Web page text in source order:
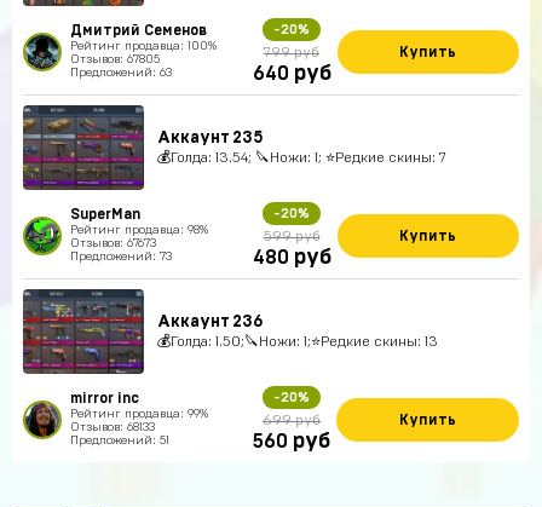
Дмитрий Семенов
Рейтинг продавца: 100%
Отзывов: 67805
Предложений: 63
-20%
799 руб
640 руб
Купить
Аккаунт 235
💰Голда: 13.54; 🔪Ножи: 1; ⭐️Редкие скины: 7
SuperMan
Рейтинг продавца: 98%
Отзывов: 67673
Предложений: 73
-20%
599 руб
480 руб
Купить
Аккаунт 236
💰Голда: 1.50;🔪Ножи: 1;⭐️Редкие скины: 13
mirror inc
Рейтинг продавца: 99%
Отзывов: 68133
Предложений: 51
-20%
699 руб
560 руб
Купить